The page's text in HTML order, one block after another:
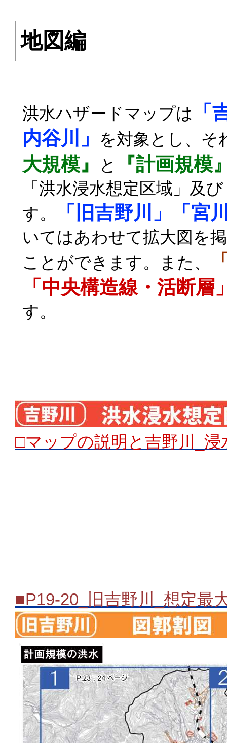
地図編
洪水ハザードマップは
「
内谷川」
を対象とし、そ
大規模』 と 『計画規模
「洪水浸水想定区域」及
す。
「旧吉野川」「宮
いてはあわせて拡大図を
ことができます。また、
「中央構造線・活断層
す。
□マップの説明と吉野川_浸
■P19-20_旧吉野川_想定最